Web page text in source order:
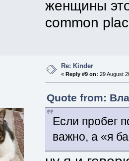
женщины
common
Re: Kinder
«Reply #9 on: 29 August
Quote from:
Если пробег
важно, а «я